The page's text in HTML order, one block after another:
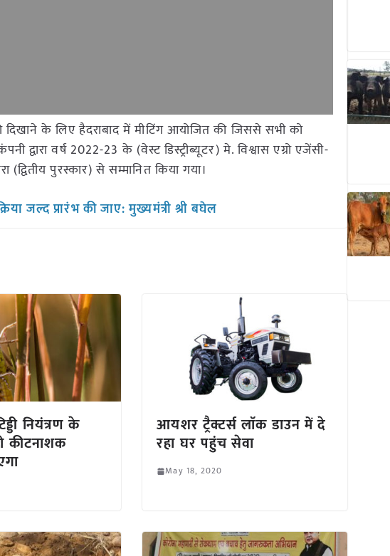
को दिखाने के लिए हैदराबाद में मीटिंग आयोजित की जिससे सभी को
द्वारा वर्ष 2022-23 के (वेस्ट डिस्ट्रीब्यूटर) मे. विश्वास एग्रो एजेंसी-
पुरस्कार) से सम्मानित किया गया।
जल्द प्रारंभ की जाए: मुख्यमंत्री श्री बघेल
नियंत्रण के
कीटनाशक
आयशर ट्रैक्टर्स लाॅक डाउन में दे
रहा घर पहुंच सेवा
May 18, 2020